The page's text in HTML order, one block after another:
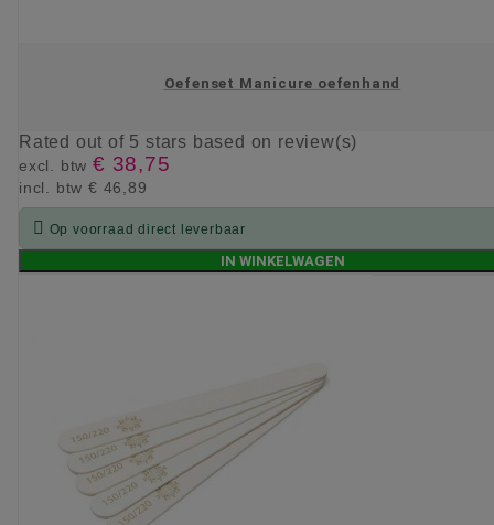
Oefenset Manicure oefenhand
Rated out of 5 stars based on review(s)
excl. btw € 38,75
incl. btw € 46,89
 Op voorraad direct leverbaar
IN WINKELWAGEN